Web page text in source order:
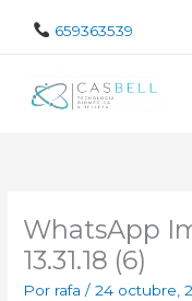
contenido
659363539
WhatsApp
13.31.18 (6)
Por rafa/24 octubre,